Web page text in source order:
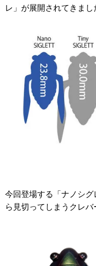
レ」が展開されてきまし
今回登場する「ナノシ
ら見切ってしまうクレバ